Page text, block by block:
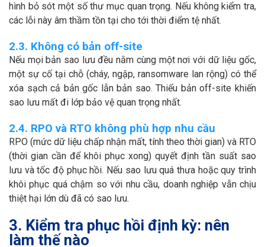
hình bỏ sót một số thư mục quan trọng. Nếu không kiểm tra,
các lỗi này âm thầm tồn tại cho tới thời điểm tệ nhất.
2.3. Không có bản off-site
Nếu mọi bản sao lưu đều nằm cùng một nơi với dữ liệu gốc,
một sự cố tại chỗ (cháy, ngập, ransomware lan rộng) có thể
xóa sạch cả bản gốc lẫn bản sao. Thiếu bản off-site khiến
sao lưu mất đi lớp bảo vệ quan trọng nhất.
2.4. RPO và RTO không phù hợp nhu cầu
RPO (mức dữ liệu chấp nhận mất, tính theo thời gian) và RTO
(thời gian cần để khôi phục xong) quyết định tần suất sao
lưu và tốc độ phục hồi. Nếu sao lưu quá thưa hoặc quy trình
khôi phục quá chậm so với nhu cầu, doanh nghiệp vẫn chịu
thiệt hại lớn dù đã có sao lưu.
3. Kiểm tra phục hồi định kỳ: nên
làm thế nào